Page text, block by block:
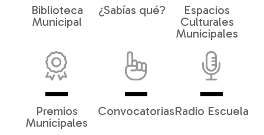
Biblioteca
Municipal
¿Sabías qué?
Espacios
Culturales
Municipales
Premios
Municipales
ConvocatoriasRadio Escuela